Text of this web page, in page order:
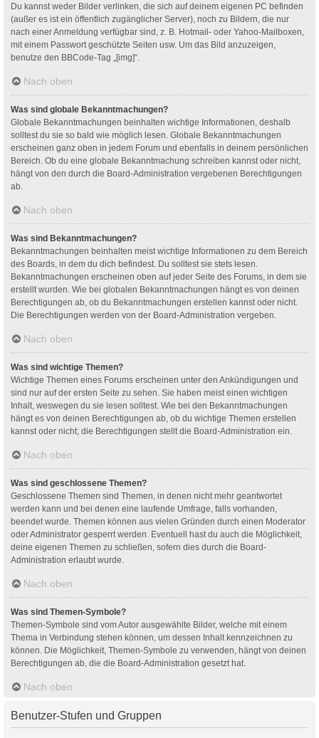
Du kannst weder Bilder verlinken, die sich auf deinem eigenen PC befinden
(außer es ist ein öffentlich zugänglicher Server), noch zu Bildern, die nur
nach einer Anmeldung verfügbar sind, z. B. Hotmail- oder Yahoo-Mailboxen,
mit einem Passwort geschützte Seiten usw. Um das Bild anzuzeigen,
benutze den BBCode-Tag „[img]“.
Nach oben
Was sind globale Bekanntmachungen?
Globale Bekanntmachungen beinhalten wichtige Informationen, deshalb
solltest du sie so bald wie möglich lesen. Globale Bekanntmachungen
erscheinen ganz oben in jedem Forum und ebenfalls in deinem persönlichen
Bereich. Ob du eine globale Bekanntmachung schreiben kannst oder nicht,
hängt von den durch die Board-Administration vergebenen Berechtigungen
ab.
Nach oben
Was sind Bekanntmachungen?
Bekanntmachungen beinhalten meist wichtige Informationen zu dem Bereich
des Boards, in dem du dich befindest. Du solltest sie stets lesen.
Bekanntmachungen erscheinen oben auf jeder Seite des Forums, in dem sie
erstellt wurden. Wie bei globalen Bekanntmachungen hängt es von deinen
Berechtigungen ab, ob du Bekanntmachungen erstellen kannst oder nicht.
Die Berechtigungen werden von der Board-Administration vergeben.
Nach oben
Was sind wichtige Themen?
Wichtige Themen eines Forums erscheinen unter den Ankündigungen und
sind nur auf der ersten Seite zu sehen. Sie haben meist einen wichtigen
Inhalt, weswegen du sie lesen solltest. Wie bei den Bekanntmachungen
hängt es von deinen Berechtigungen ab, ob du wichtige Themen erstellen
kannst oder nicht; die Berechtigungen stellt die Board-Administration ein.
Nach oben
Was sind geschlossene Themen?
Geschlossene Themen sind Themen, in denen nicht mehr geantwortet
werden kann und bei denen eine laufende Umfrage, falls vorhanden,
beendet wurde. Themen können aus vielen Gründen durch einen Moderator
oder Administrator gesperrt werden. Eventuell hast du auch die Möglichkeit,
deine eigenen Themen zu schließen, sofern dies durch die Board-
Administration erlaubt wurde.
Nach oben
Was sind Themen-Symbole?
Themen-Symbole sind vom Autor ausgewählte Bilder, welche mit einem
Thema in Verbindung stehen können, um dessen Inhalt kennzeichnen zu
können. Die Möglichkeit, Themen-Symbole zu verwenden, hängt von deinen
Berechtigungen ab, die die Board-Administration gesetzt hat.
Nach oben
Benutzer-Stufen und Gruppen